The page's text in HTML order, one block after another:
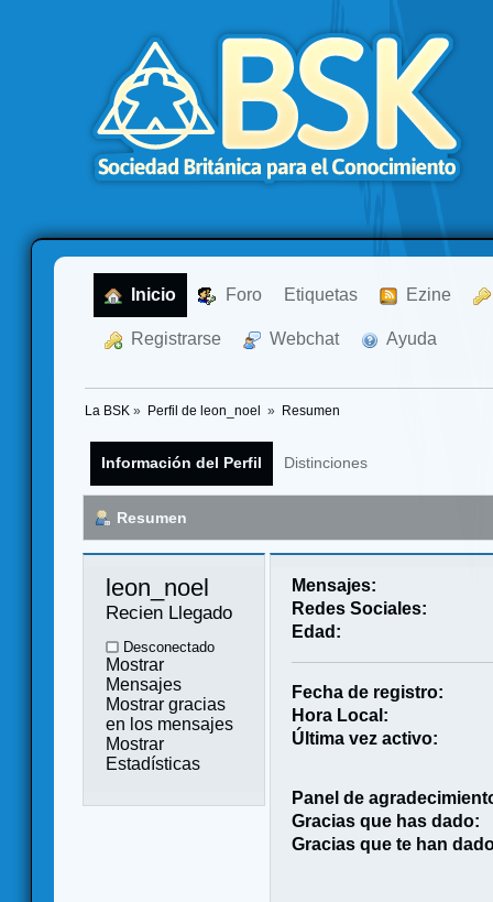
Inicio Foro Etiquetas Ezine
Registrarse Webchat Ayuda
La BSK » Perfil de leon_noel » Resumen
Información del Perfil Distinciones
Resumen
leon_noel
Recien Llegado
Desconectado
Mostrar
Mensajes
Mostrar gracias
en los mensajes
Mostrar
Estadísticas
Mensajes:
Redes Sociales:
Edad:
Fecha de registro:
Hora Local:
Última vez activo:
Panel de
Gracias que has dado:
Gracias que te han